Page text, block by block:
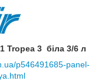
Tropea 3 біла 3/6 л
p546491685-panel-